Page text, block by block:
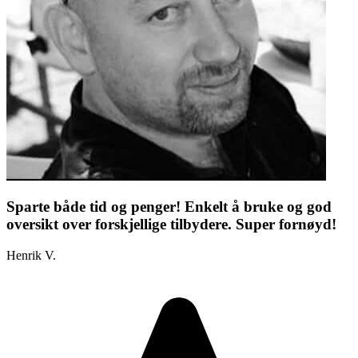
Sparte både tid og penger! Enkelt å bruke og god
oversikt over forskjellige tilbydere. Super fornøyd!
Henrik V.